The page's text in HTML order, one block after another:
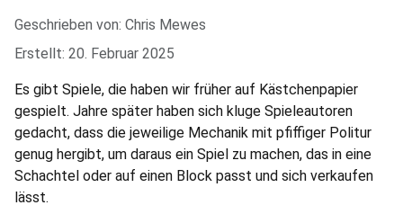
Geschrieben von: Chris Mewes
Erstellt: 20. Februar 2025
Es gibt Spiele, die haben wir früher auf Kästchenpapier
gespielt. Jahre später haben sich kluge Spieleautoren
gedacht, dass die jeweilige Mechanik mit pfiffiger Politur
genug hergibt, um daraus ein Spiel zu machen, das in eine
Schachtel oder auf einen Block passt und sich verkaufen
lässt.